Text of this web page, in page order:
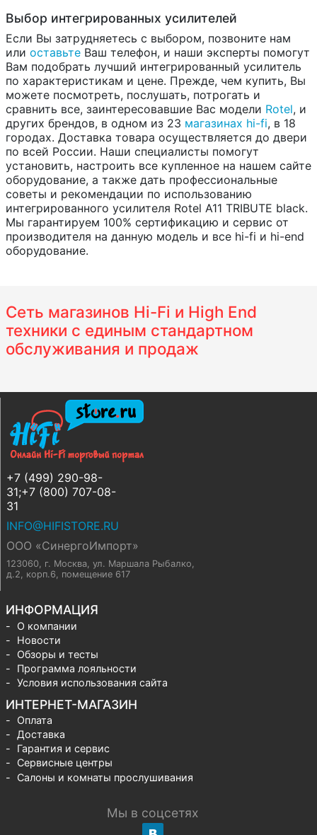
Выбор интегрированных усилителей
Если Вы затрудняетесь с выбором, позвоните нам
или оставьте Ваш телефон, и наши эксперты помогут
Вам подобрать лучший интегрированный усилитель
по характеристикам и цене. Прежде, чем купить, Вы
можете посмотреть, послушать, потрогать и
сравнить все, заинтересовавшие Вас модели Rotel, и
других брендов, в одном из 23 магазинах hi-fi, в 18
городах. Доставка товара осуществляется до двери
по всей России. Наши специалисты помогут
установить, настроить все купленное на нашем сайте
оборудование, а также дать профессиональные
советы и рекомендации по использованию
интегрированного усилителя Rotel A11 TRIBUTE black.
Мы гарантируем 100% сертификацию и сервис от
производителя на данную модель и все hi-fi и hi-end
оборудование.
Сеть магазинов Hi-Fi и High End
техники с единым стандартном
обслуживания и продаж
+7 (499) 290-98-
31;+7 (800) 707-08-
31
INFO@HIFISTORE.RU
ООО «СинергоИмпорт»
123060, г. Москва, ул. Маршала Рыбалко,
д.2, корп.6, помещение 617
ИНФОРМАЦИЯ
О компании
Новости
Обзоры и тесты
Программа лояльности
Условия использования сайта
ИНТЕРНЕТ-МАГАЗИН
Оплата
Доставка
Гарантия и сервис
Сервисные центры
Салоны и комнаты прослушивания
Мы в соцсетях